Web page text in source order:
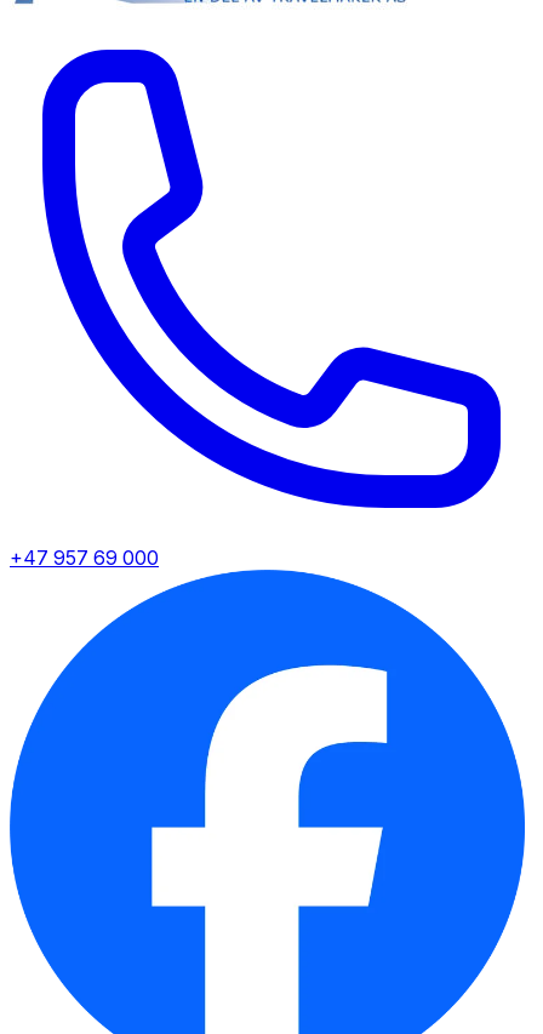
+47 957 69 000